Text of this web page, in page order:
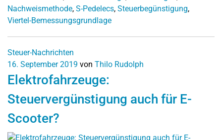
Nachweismethode, S-Pedelecs, Steuerbegünstigung,
Viertel-Bemessungsgrundlage
Steuer-Nachrichten
16. September 2019 von Thilo Rudolph
Elektrofahrzeuge:
Steuervergünstigung auch für E-
Scooter?